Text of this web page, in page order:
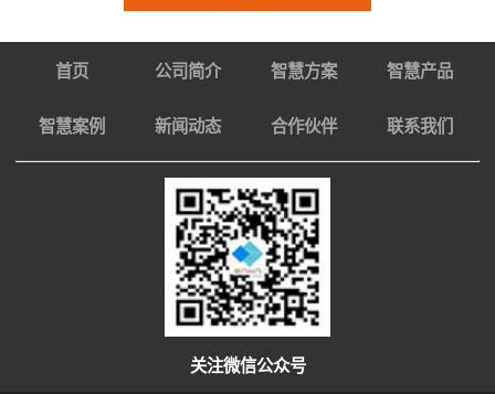
首页 公司简介 智慧方案 智慧产品
智慧案例 新闻动态 合作伙伴 联系我们
关注微信公众号